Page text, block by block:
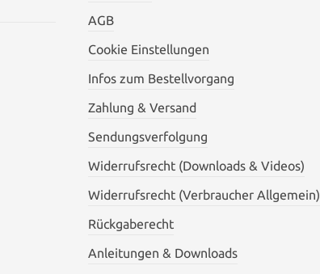
AGB
Cookie Einstellungen
Infos zum Bestellvorgang
Zahlung & Versand
Sendungsverfolgung
Widerrufsrecht (Downloads & Videos)
Widerrufsrecht (Verbraucher Allgemein)
Rückgaberecht
Anleitungen & Downloads